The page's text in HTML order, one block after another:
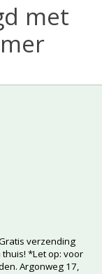
met
verzending
*Let op: voor
Argonweg 17,